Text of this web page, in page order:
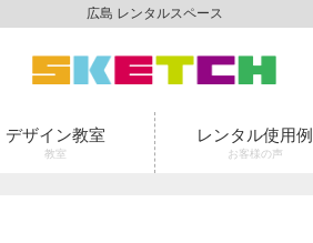
広島 レンタルスペース
デザイン教室
教室
レンタル使用例
お客様の声